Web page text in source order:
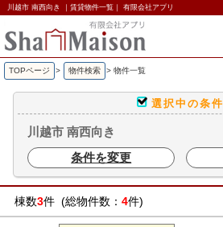
川越市 南西向き ｜賃貸物件一覧｜ 有限会社アプリ
TOPページ > 物件検索 > 物件一覧
選択中の条件
川越市 南西向き
条件を変更
棟数3件 (総物件数： 4件)